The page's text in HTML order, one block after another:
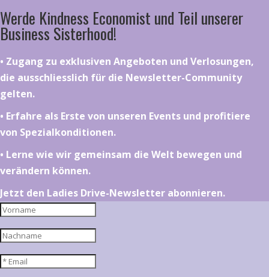
Werde Kindness Economist und Teil unserer
Business Sisterhood!
•⁠ ⁠⁠Zugang zu exklusiven Angeboten und Verlosungen,
die ausschliesslich für die Newsletter-Community
gelten.
•⁠ ⁠⁠Erfahre als Erste von unseren Events und profitiere
von Spezialkonditionen.
•⁠ ⁠⁠Lerne wie wir gemeinsam die Welt bewegen und
verändern können.
Jetzt den Ladies Drive-Newsletter abonnieren.